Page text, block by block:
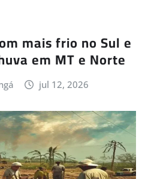
mais frio no Sul e
em MT e Norte
jul 12, 2026